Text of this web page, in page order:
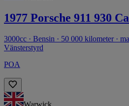
1977 Porsche 911 930
3000cc · Bensin · 50 000 kilometer ·
Vänsterstyrd
POA
Warwick